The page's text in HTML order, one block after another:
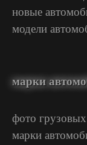
новые
модели
марки
фото
марки